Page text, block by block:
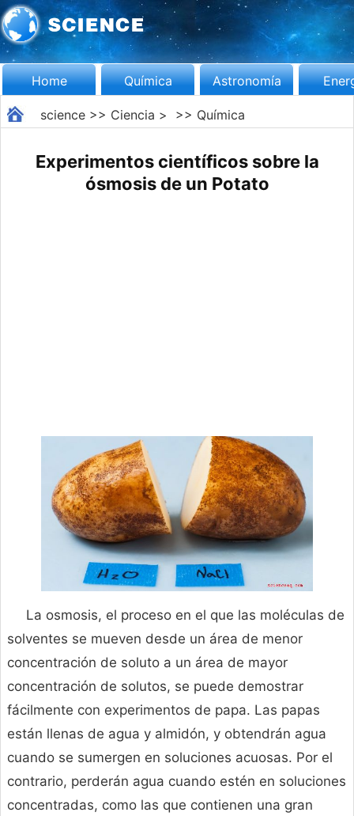
Home Química Astronomía
science>> Ciencia > >> Química
Experimentos científicos sobre la
ósmosis de un Potato
La osmosis, el proceso en el que las moléculas de
solventes se mueven desde un área de menor
concentración de soluto a un área de mayor
concentración de solutos, se puede demostrar
fácilmente con experimentos de papa. Las papas
están llenas de agua y almidón, y obtendrán agua
cuando se sumergen en soluciones acuosas. Por el
contrario, perderán agua cuando estén en soluciones
concentradas, como las que contienen una gran